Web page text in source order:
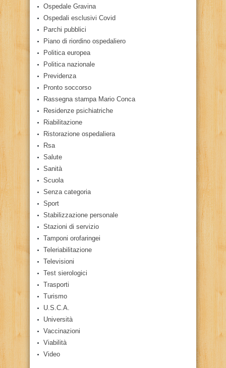
Ospedale Gravina
Ospedali esclusivi Covid
Parchi pubblici
Piano di riordino ospedaliero
Politica europea
Politica nazionale
Previdenza
Pronto soccorso
Rassegna stampa Mario Conca
Residenze psichiatriche
Riabilitazione
Ristorazione ospedaliera
Rsa
Salute
Sanità
Scuola
Senza categoria
Sport
Stabilizzazione personale
Stazioni di servizio
Tamponi orofaringei
Teleriabilitazione
Televisioni
Test sierologici
Trasporti
Turismo
U.S.C.A.
Università
Vaccinazioni
Viabilità
Video